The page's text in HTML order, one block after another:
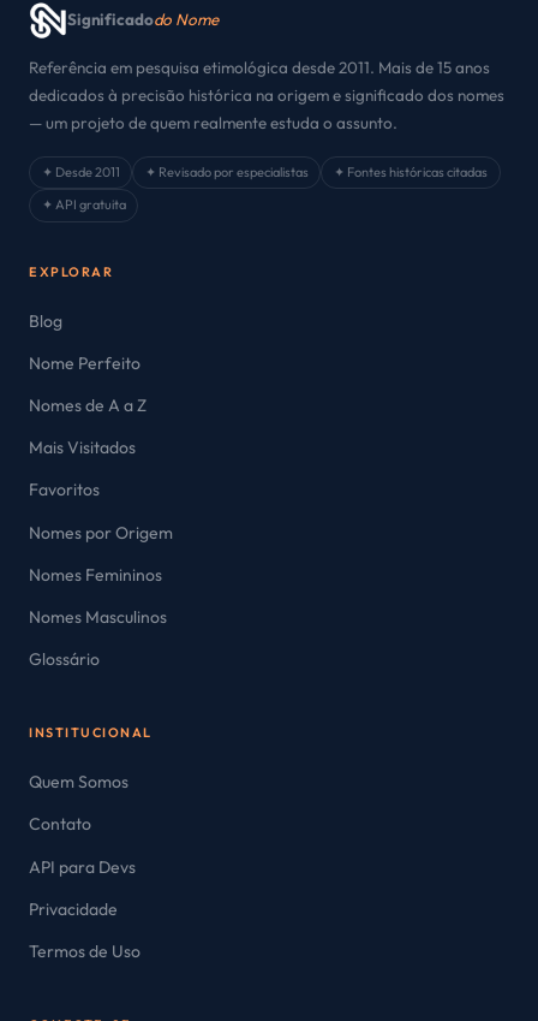
Significadodo Nome
Referência em pesquisa etimológica desde 2011. Mais de 15 anos
dedicados à precisão histórica na origem e significado dos nomes
— um projeto de quem realmente estuda o assunto.
✦ Desde 2011 ✦ Revisado por especialistas
✦ Fontes históricas citadas
✦ API gratuita
EXPLORAR
Blog
Nome Perfeito
Nomes de A a Z
Mais Visitados
Favoritos
Nomes por Origem
Nomes Femininos
Nomes Masculinos
Glossário
INSTITUCIONAL
Quem Somos
Contato
API para Devs
Privacidade
Termos de Uso